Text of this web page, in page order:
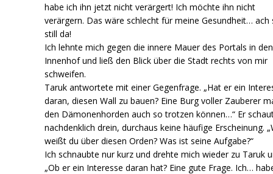
habe ich ihn jetzt nicht verärgert! Ich möchte ihn nicht
verärgern. Das wäre schlecht für meine Gesundheit… ach
still da!
Ich lehnte mich gegen die innere Mauer des Portals in den
Innenhof und ließ den Blick über die Stadt rechts von mir
schweifen.
Taruk antwortete mit einer Gegenfrage. „Hat er ein
daran, diesen Wall zu bauen? Eine Burg voller Zauberer
den Dämonenhorden auch so trotzen können…“ Er
nachdenklich drein, durchaus keine häufige Erscheinung.
weißt du über diesen Orden? Was ist seine Aufgabe?“
Ich schnaubte nur kurz und drehte mich wieder zu Taruk
„Ob er ein Interesse daran hat? Eine gute Frage. Ich…